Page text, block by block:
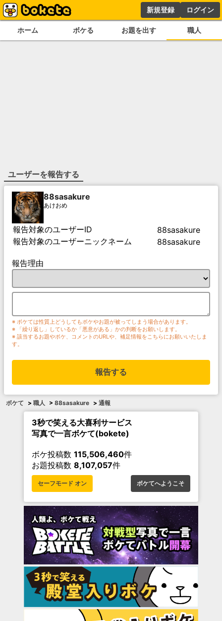
新規登録 ログイン
ホーム ボケる お題を出す 職人
ユーザーを報告する
88sasakure
あけおめ
報告対象のユーザーID
88sasakure
報告対象のユーザーニックネーム
88sasakure
報告理由
※ ボケては性質上どうしてもボケやお題が被ってしまう場合があります。
※ 「繰り返し」しているか「悪意がある」かの判断をお願いします。
※ 該当するお題やボケ、コメントのURLや、補足情報をこちらにお願いいたしま
す。
報告する
ボケて > 職人 > 88sasakure > 通報
3秒で笑える大喜利サービス
写真で一言ボケて(bokete)
ボケ投稿数 115,506,460件
お題投稿数 8,107,057件
セーフモード オン ボケてへようこそ